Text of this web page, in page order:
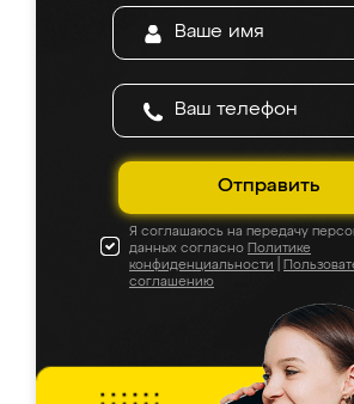
Отправить
Я соглашаюсь на передачу
данных согласно Политике
конфиденциальности
соглашению